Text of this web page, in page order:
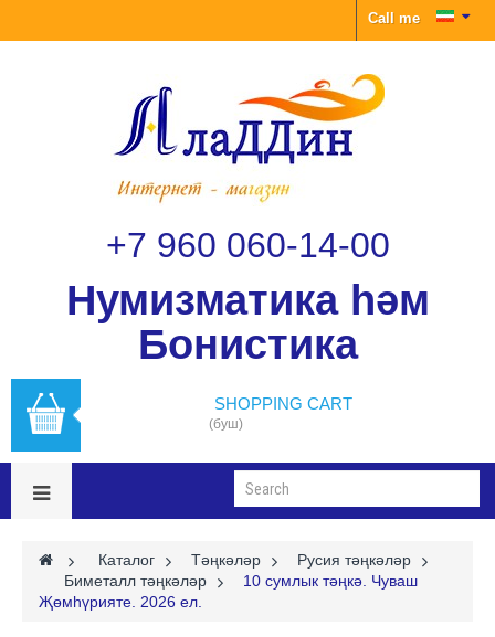
Call me
+7 960 060-14-00
Нумизматика һәм
Бонистика
SHOPPING CART
(буш)
> Каталог > Тәңкәләр >
Русия тәңкәләр
Биметалл тәңкәләр >
10 сумлык тәңкә. Чуваш
Җөмһүрияте. 2026 ел.